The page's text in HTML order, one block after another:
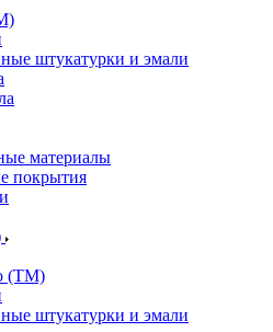
штукатурки и эмали
материалы
покрытия
(ТМ)
штукатурки и эмали